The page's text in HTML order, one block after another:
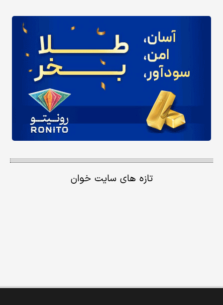
تازه های سایت خوان